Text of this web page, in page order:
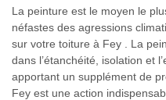
La peinture est le moyen le
néfastes des agressions
sur votre toiture à Fey . La
dans l’étanchéité, isolation et
apportant un supplément de
Fey est une action